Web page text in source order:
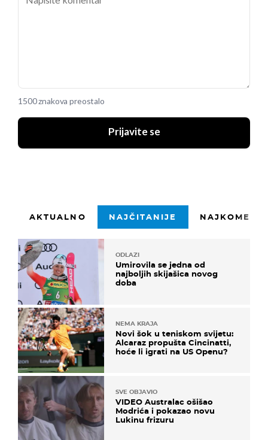
1500 znakova preostalo
Prijavite se
AKTUALNO NAJČITANIJE
ODLAZI
Umirovila se jedna od
najboljih skijašica novog
doba
NEMA KRAJA
Novi šok u teniskom svijetu:
Alcaraz propušta Cincinatti,
hoće li igrati na US Openu?
SVE OBJAVIO
VIDEO Australac ošišao
Modrića i pokazao novu
Lukinu frizuru